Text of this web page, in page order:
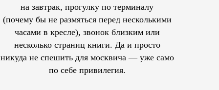
на завтрак, прогулку по терминалу
(почему бы не размяться перед несколькими
часами в кресле), звонок близким или
несколько страниц книги. Да и просто
никуда не спешить для москвича — уже само
по себе привилегия.